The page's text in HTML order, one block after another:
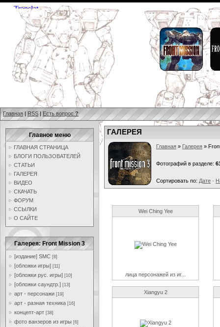
Главная | RSS | Есть вопрос ?
Главное меню
ГЛАВНАЯ СТРАНИЦА
БЛОГИ ПОЛЬЗОВАТЕЛЕЙ
СТАТЬИ
ГАЛЕРЕЯ
ВИДЕО
СКАЧАТЬ
ФОРУМ
ССЫЛКИ
О САЙТЕ
Галерея: Front Mission 3
[издание] SMC [8]
[обложки игры] [11]
[обложки рус. игры] [10]
[обложки саундтр.] [13]
арт - персонажи [19]
арт - разная техника [16]
концепт-арт [38]
фото ванзеров из игры [6]
ГАЛЕРЕЯ
Главная » Галерея »
Фотографий в разделе:
Сортировать по: Дате ·
Wei Ching Yee
лица персонажей из иг...
Xiangyu 2